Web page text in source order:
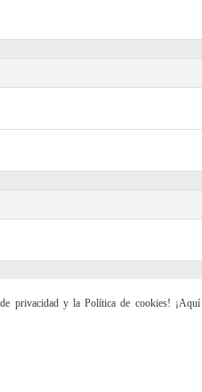
privacidad y la Política de cookies! ¡Aquí